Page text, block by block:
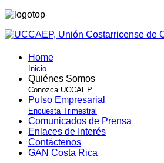
Home
Inicio
Quiénes Somos
Conozca UCCAEP
Pulso Empresarial
Encuesta Trimestral
Comunicados de Prensa
Enlaces de Interés
Contáctenos
GAN Costa Rica